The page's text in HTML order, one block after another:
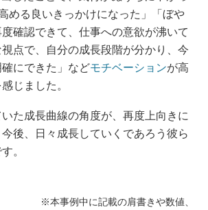
める良いきっかけになった」「ぼや
確認できて、仕事への意欲が沸いて
点で、自分の成長段階が分かり、今
にできた」などモチベーションが高
じました。
た成長曲線の角度が、再度上向きに
後、日々成長していくであろう彼ら
。
※本事例中に記載の肩書きや数値、